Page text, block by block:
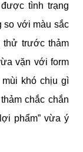
tình trạng
so với màu sắc
thử trước thảm
vặn với form
khó chịu gì
chắc chắn
phẩm” vừa ý